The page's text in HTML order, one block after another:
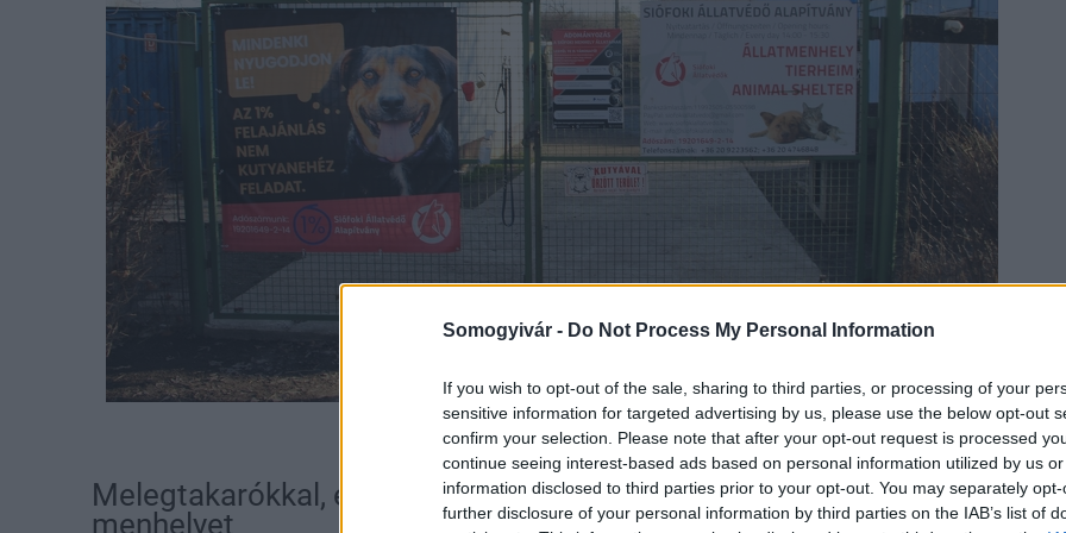
Somogyivár - Do Not Process My Personal Information
If you wish to opt-out of the sale, sharing to third parties, or processing of your
sensitive information for targeted advertising by us, please use the below opt-out
confirm your selection. Please note that after your opt-out request is processed
continue seeing interest-based ads based on personal information utilized by us
information disclosed to third parties prior to your opt-out. You may separately
further disclosure of your personal information by third parties on the IAB’s list of
Fotó: siofok.hu
Melegtakarókkal, eledellel és pénzzel is támogatják az emberek a
menhelyet